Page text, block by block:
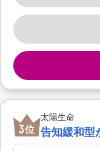
3位
太陽生命
告知緩和型